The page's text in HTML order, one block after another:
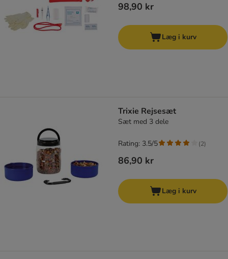
98,90 kr
Læg i kurv
Trixie Rejsesæt
Sæt med 3 dele
86,90 kr
Rating: 3.5/5 (2)
Læg i kurv